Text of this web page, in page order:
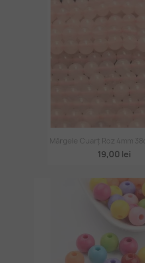
Mărgele Cuarț Roz 4mm
19,00 lei